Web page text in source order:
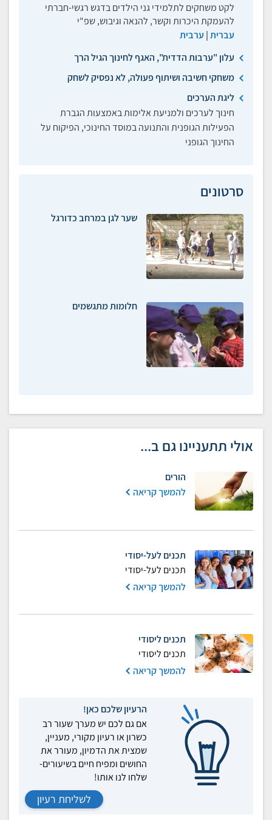
לקט משחקים לתלמידי גני הילדים בדגש רגשי-חברתי
להעמקת היכרות וקשר, להנאה וגיבוש, שפ"י
עברית| ערבית
עלון "ערבות הדדית", האגף לחינוך הגיל הרך
משחקי חשיבה ושיתוף פעולה, לא נפסיק לשחק
ליגת הערכים
חינוך לערכים ולמניעת אלימות באמצעות הגברת
הפעילות הגופנית והתנועה במוסד החינוכי, הפיקוח על
החינוך הגופני
סרטונים
שער לגן במרחב כדורגל
חלומות מתגשמים
אולי תתעניינו גם ב...
הורים
להמשך קריאה
תכנים לעל-יסודי
תכנים לעל-יסודי
להמשך קריאה
תכנים ליסודי
תכנים ליסודי
להמשך קריאה
הרעיון שלכם כאן!
אם גם לכם יש מערך שעור רב
כשרון או רעיון מקורי, מעניין,
שמצית את הדמיון, מעורר את
החושים ומפיח חיים בשיעורים-
שלחו לנו אותו!
לשליחת רעיון